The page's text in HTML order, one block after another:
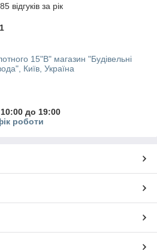
відгуків за рік
15"В" магазин "Будівельні
Київ, Україна
до 19:00
роботи